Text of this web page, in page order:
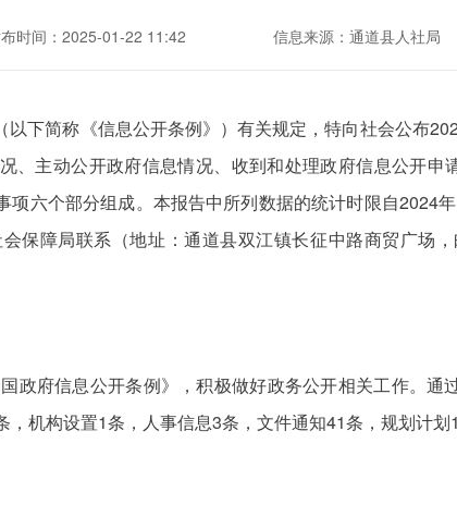
时间：2025-01-22 11:42 信息来源：通道县人社局
下简称《信息公开条例》）有关规定，特向社会公布
、主动公开政府信息情况、收到和处理政府信息公开
六个部分组成。本报告中所列数据的统计时限自2024
保障局联系（地址：通道县双江镇长征中路商贸广场
政府信息公开条例》，积极做好政务公开相关工作。
机构设置1条，人事信息3条，文件通知41条，规划计